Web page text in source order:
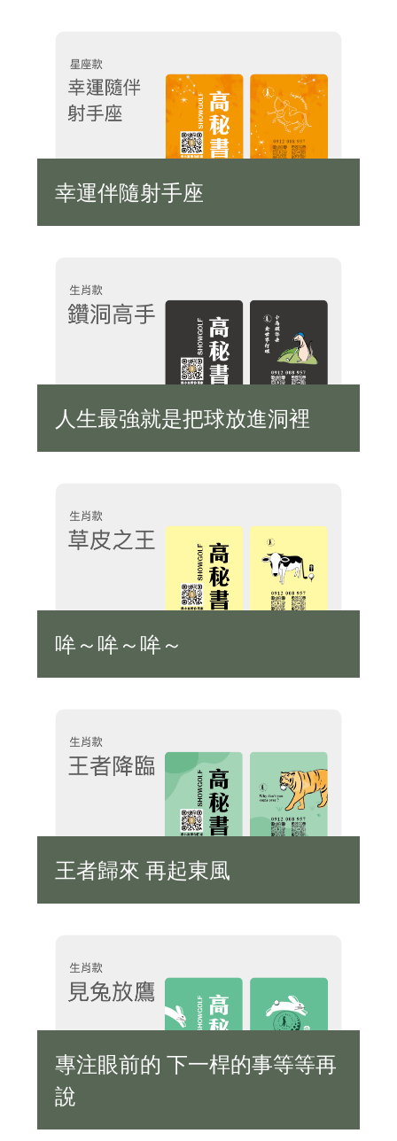
幸運伴隨射手座
人生最強就是把球放進洞裡
哞～哞～哞～
王者歸來 再起東風
專注眼前的 下一桿的事等等再
說